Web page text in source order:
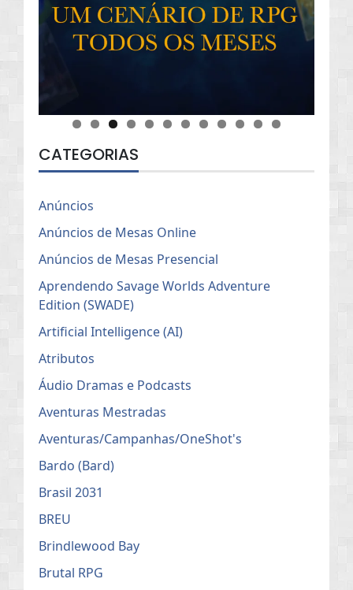
CATEGORIAS
Anúncios
Anúncios de Mesas Online
Anúncios de Mesas Presencial
Aprendendo Savage Worlds Adventure
Edition (SWADE)
Artificial Intelligence (AI)
Atributos
Áudio Dramas e Podcasts
Aventuras Mestradas
Aventuras/Campanhas/OneShot's
Bardo (Bard)
Brasil 2031
BREU
Brindlewood Bay
Brutal RPG